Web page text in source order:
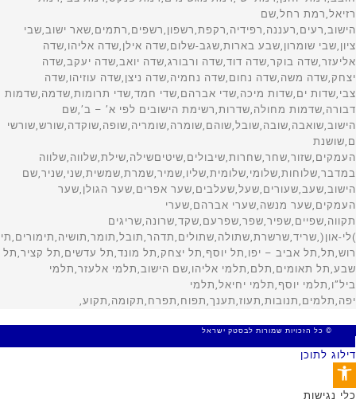
© כל הזכויות שמורות לבסטק ישראל
דילוג לתוכן
פתח סרגל נגישות
כלי נגישות